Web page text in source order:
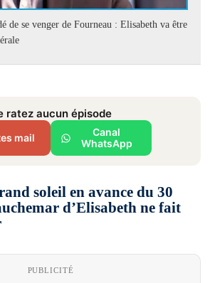
de se venger de Fourneau : Elisabeth va être
ratez aucun épisode
mail
Canal
WhatsApp
soleil en avance du 30
d’Elisabeth ne fait
PUBLICITÉ